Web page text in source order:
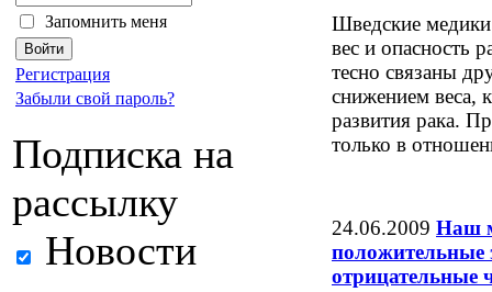
Запомнить меня
Регистрация
Забыли свой пароль?
Подписка на
рассылку
Новости
Шведские
вес и опасность
тесно связаны
снижением веса,
развития рака.
только в
24.06.2009 Наш
положительные
отрицательные